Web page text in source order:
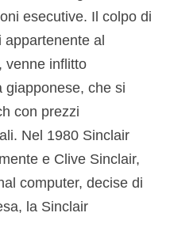
esecutive. Il colpo di
appartenente al
venne inflitto
giapponese, che si
con prezzi
Nel 1980 Sinclair
e Clive Sinclair,
computer, decise di
la Sinclair